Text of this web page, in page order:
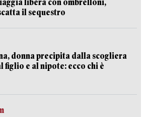
libera con ombrelloni,
il sequestro
donna precipita dalla scogliera
figlio e al nipote: ecco chi è